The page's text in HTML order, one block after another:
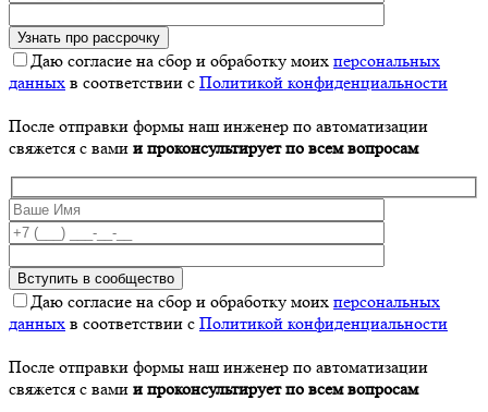
Даю согласие на сбор и обработку моих персональных
данных в соответствии с Политикой конфиденциальности
После отправки формы наш инженер по автоматизации
свяжется с вами и проконсультирует по всем вопросам
Даю согласие на сбор и обработку моих персональных
данных в соответствии с Политикой конфиденциальности
После отправки формы наш инженер по автоматизации
свяжется с вами и проконсультирует по всем вопросам